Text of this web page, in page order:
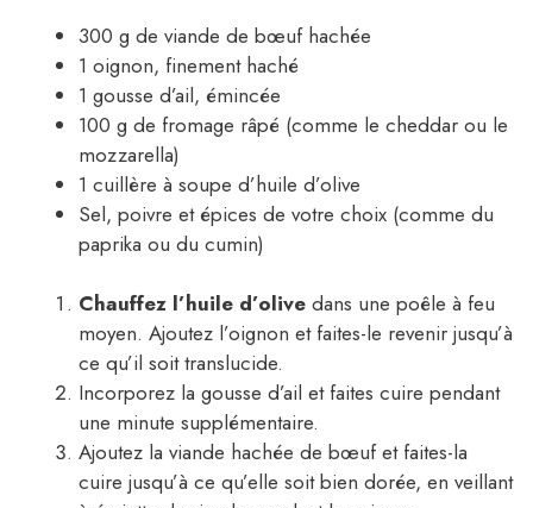
300 g de viande de bœuf hachée
1 oignon, finement haché
1 gousse d’ail, émincée
100 g de fromage râpé (comme le cheddar ou le
mozzarella)
1 cuillère à soupe d’huile d’olive
Sel, poivre et épices de votre choix (comme du
paprika ou du cumin)
Chauffez l’huile d’olive dans une poêle à feu
moyen. Ajoutez l’oignon et faites-le revenir jusqu’à
ce qu’il soit translucide.
Incorporez la gousse d’ail et faites cuire pendant
une minute supplémentaire.
Ajoutez la viande hachée de bœuf et faites-la
cuire jusqu’à ce qu’elle soit bien dorée, en veillant